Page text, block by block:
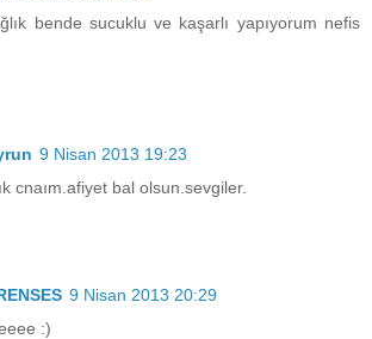
bende sucuklu ve kaşarlı yapıyorum nefis
9 Nisan 2013 19:23
cnaım.afiyet bal olsun.sevgiler.
9 Nisan 2013 20:29
:)